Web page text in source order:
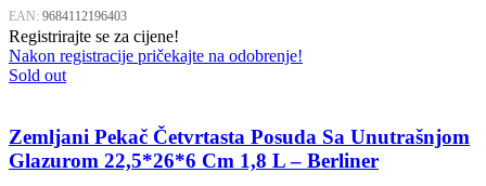
EAN: 9684112196403
Registrirajte se za cijene!
Nakon registracije pričekajte na odobrenje!
Sold out
Zemljani Pekač Četvrtasta Posuda Sa Unutrašnjom
Glazurom 22,5*26*6 Cm 1,8 L – Berliner